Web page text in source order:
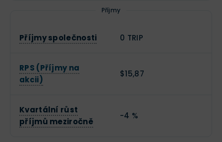
Příjmy
Příjmy společnosti 0 TRIP
RPS (Příjmy na
akcii)
$15,87
Kvartální růst
příjmů meziročně
-4 %